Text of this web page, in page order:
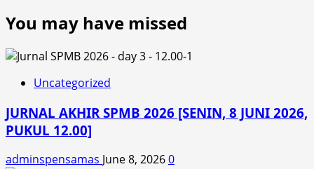
You may have missed
Uncategorized
JURNAL AKHIR SPMB 2026 [SENIN, 8 JUNI 2026,
PUKUL 12.00]
adminspensamas June 8, 20260